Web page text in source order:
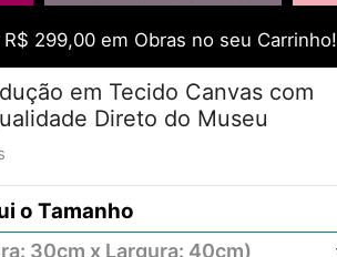
299,00 em Obras no seu Carrinho!
em Tecido Canvas com
Direto do Museu
Tamanho